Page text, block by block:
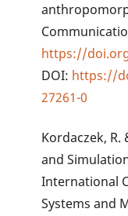
https://
DOI: https://
27261-0
Kordaczek, R.
and
International
Systems and